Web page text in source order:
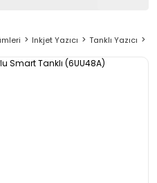
Inkjet Yazıcı Tanklı Yazıcı